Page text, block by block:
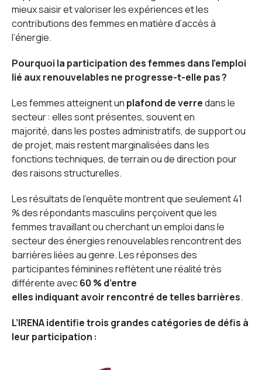
mieux saisir et valoriser les expériences et les
contributions des femmes en matière d’accès à
l’énergie.
Pourquoi la participation des femmes dans l’emploi
lié aux renouvelables ne progresse-t-elle pas?
Les femmes atteignent un plafond de verredans le
secteur : elles sont présentes, souvent en
majorité, dans les postes administratifs, de support ou
de projet, mais restent marginalisées dans les
fonctions techniques, de terrain ou de direction pour
des raisons structurelles.
Les résultats de l’enquête montrent que seulement 41
% des répondants masculins perçoivent que les
femmes travaillant ou cherchant un emploi dans le
secteur des énergies renouvelables rencontrent des
barrières liées au genre. Les réponses des
participantes féminines reflètent une réalité très
différente avec60 % d’entre
elles indiquant avoir rencontré de telles barrières.
L’IRENA identifie trois grandes catégories de défis à
leur participation :